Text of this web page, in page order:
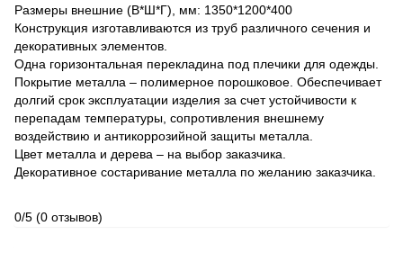
Размеры внешние (В*Ш*Г), мм: 1350*1200*400
Конструкция изготавливаются из труб различного сечения и
декоративных элементов.
Одна горизонтальная перекладина под плечики для одежды.
Покрытие металла – полимерное порошковое. Обеспечивает
долгий срок эксплуатации изделия за счет устойчивости к
перепадам температуры, сопротивления внешнему
воздействию и антикоррозийной защиты металла.
Цвет металла и дерева – на выбор заказчика.
Декоративное состаривание металла по желанию заказчика.
0/5 (0 отзывов)